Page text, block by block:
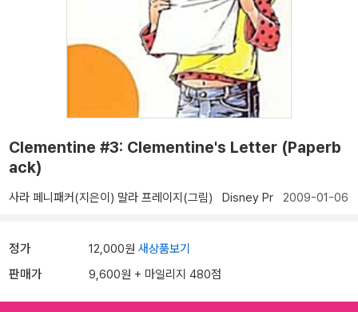
Clementine #3: Clementine's Letter (Paperb
ack)
사라 페니패커(지은이) 말라 프레이지(그림) Disney Pr 2009-01-06
정가 12,000원 새상품보기
판매가 9,600원 + 마일리지 480점